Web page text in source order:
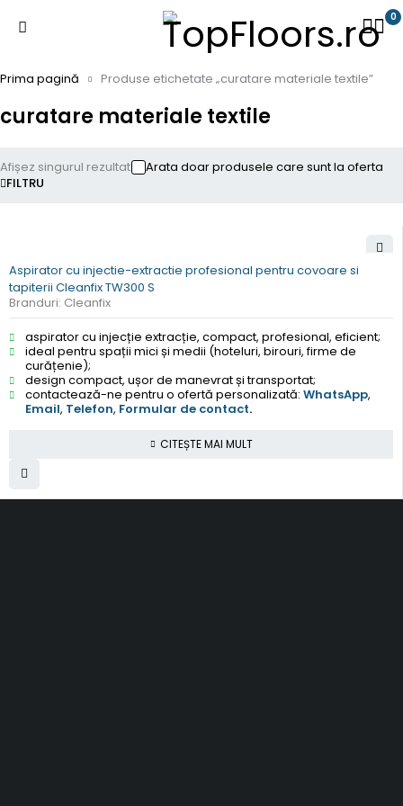
0
curatare materiale textile
Prima pagină Produse etichetate „curatare materiale textile”
FILTRU
Afișez singurul rezultat Arata doar produsele care sunt la oferta
Aspirator cu injectie-extractie profesional pentru covoare si
tapiterii Cleanfix TW300 S
Branduri: Cleanfix
aspirator cu injecție extracție, compact, profesional, eficient;
ideal pentru spații mici și medii (hoteluri, birouri, firme de
curățenie);
design compact, ușor de manevrat și transportat;
contactează-ne pentru o ofertă personalizată: WhatsApp,
Email, Telefon, Formular de contact.
CITEȘTE MAI MULT